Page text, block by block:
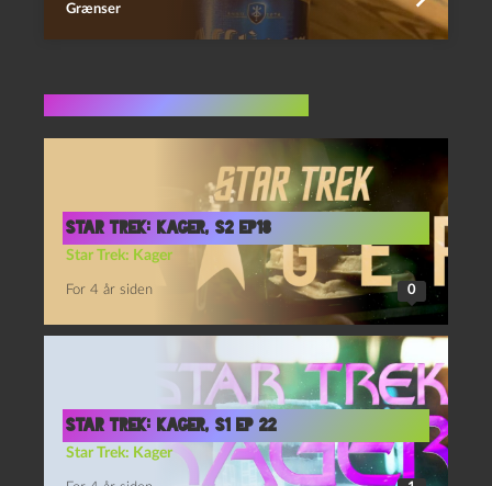
Grænser
Star Trek: Kager, S2 Ep18
Star Trek: Kager
For 4 år siden 0
Star Trek: Kager, S1 Ep 22
Star Trek: Kager